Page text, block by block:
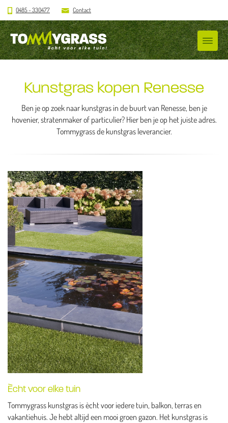
0485 - 330477 Contact
Kunstgras kopen Renesse
Ben je op zoek naar kunstgras in de buurt van Renesse, ben je
hovenier, stratenmaker of particulier? Hier ben je op het juiste adres.
Tommygrass de kunstgras leverancier.
Ècht voor elke tuin
Tommygrass kunstgras is ècht voor iedere tuin, balkon, terras en
vakantiehuis. Je hebt altijd een mooi groen gazon. Het kunstgras is